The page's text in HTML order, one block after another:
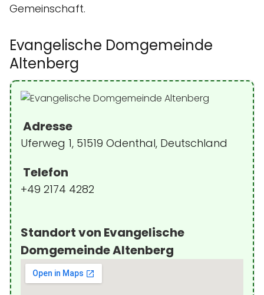
Gemeinschaft.
Evangelische Domgemeinde
Altenberg
Adresse
Uferweg 1, 51519 Odenthal, Deutschland
Telefon
+49 2174 4282
Standort von Evangelische
Domgemeinde Altenberg